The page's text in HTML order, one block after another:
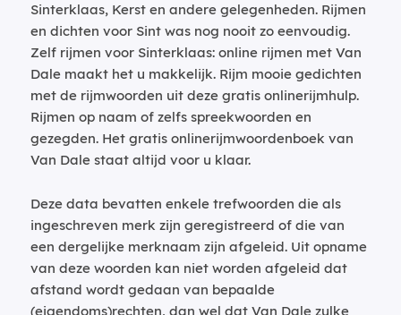
Sinterklaas, Kerst en andere gelegenheden. Rijmen
en dichten voor Sint was nog nooit zo eenvoudig.
Zelf rijmen voor Sinterklaas: online rijmen met Van
Dale maakt het u makkelijk. Rijm mooie gedichten
met de rijmwoorden uit deze gratis onlinerijmhulp.
Rijmen op naam of zelfs spreekwoorden en
gezegden. Het gratis onlinerijmwoordenboek van
Van Dale staat altijd voor u klaar.
Deze data bevatten enkele trefwoorden die als
ingeschreven merk zijn geregistreerd of die van
een dergelijke merknaam zijn afgeleid. Uit opname
van deze woorden kan niet worden afgeleid dat
afstand wordt gedaan van bepaalde
(eigendoms)rechten, dan wel dat Van Dale zulke